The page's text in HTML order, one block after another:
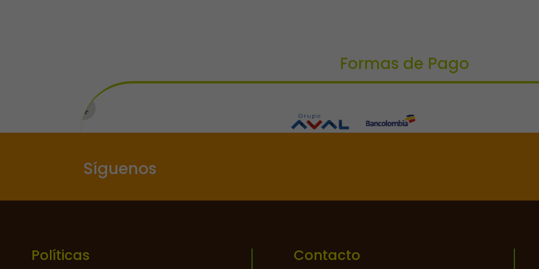
Formas de Pago
Síguenos
Políticas Contacto